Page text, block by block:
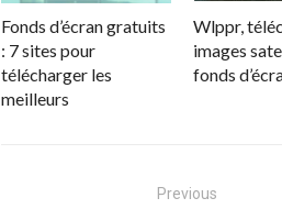
Fonds d’écran gratuits
: 7 sites pour
télécharger les
meilleurs
Wlppr,
images
fonds
Previous